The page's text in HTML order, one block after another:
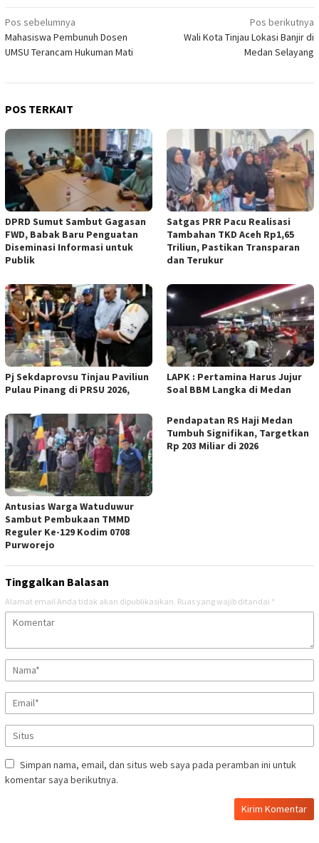
Navigasi
pos
Pos sebelumnya
Mahasiswa Pembunuh Dosen
UMSU Terancam Hukuman Mati
Pos berikutnya
Wali Kota Tinjau Lokasi Banjir di
Medan Selayang
POS TERKAIT
DPRD Sumut Sambut Gagasan
FWD, Babak Baru Penguatan
Diseminasi Informasi untuk
Publik
Satgas PRR Pacu Realisasi
Tambahan TKD Aceh Rp1,65
Triliun, Pastikan Transparan
dan Terukur
Pj Sekdaprovsu Tinjau Paviliun
Pulau Pinang di PRSU 2026,
LAPK : Pertamina Harus Jujur
Soal BBM Langka di Medan
Antusias Warga Watuduwur
Sambut Pembukaan TMMD
Reguler Ke-129 Kodim 0708
Purworejo
Pendapatan RS Haji Medan
Tumbuh Signifikan, Targetkan
Rp 203 Miliar di 2026
Tinggalkan Balasan
Alamat email Anda tidak akan dipublikasikan. Ruas yang wajib ditandai *
Simpan nama, email, dan situs web saya pada peramban ini untuk
komentar saya berikutnya.